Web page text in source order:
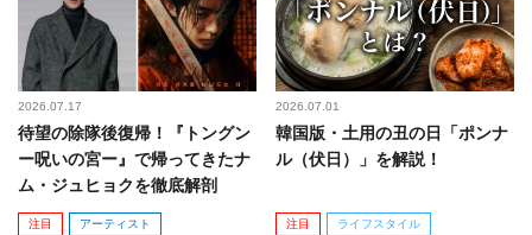
2026.07.17
待望の除隊後復帰！『トングン
ー呪いの宮ー』で帰ってきたナ
ム・ジュヒョクを徹底解剖
注目 アーティスト
2026.07.01
韓国版・土用の丑の日「ポンナ
ル（伏日）」を解説！
注目 ライフスタイル